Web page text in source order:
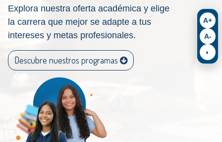
Explora nuestra oferta académica y elige
la carrera que mejor se adapte a tus
intereses y metas profesionales.
​Descubre nuestros programas
A+
A-
◐